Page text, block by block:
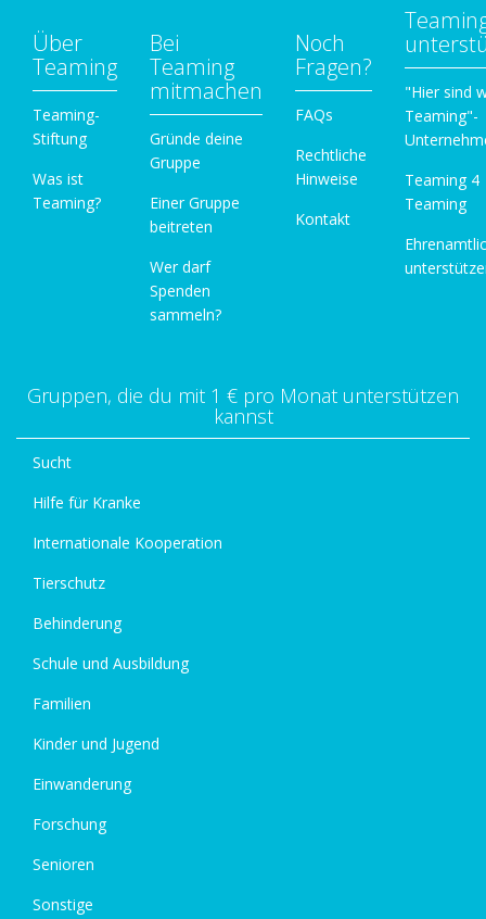
Über
Teaming
Teaming-
Stiftung
Was ist
Teaming?
Bei
Teaming
mitmachen
Gründe deine
Gruppe
Einer Gruppe
beitreten
Wer darf
Spenden
sammeln?
Noch
Fragen?
FAQs
Rechtliche
Hinweise
Kontakt
"Hier sind
Teaming"-
Teaming 4
Teaming
Gruppen, die du mit 1 € pro Monat unterstützen
kannst
Sucht
Hilfe für Kranke
Internationale Kooperation
Tierschutz
Behinderung
Schule und Ausbildung
Familien
Kinder und Jugend
Einwanderung
Forschung
Senioren
Sonstige